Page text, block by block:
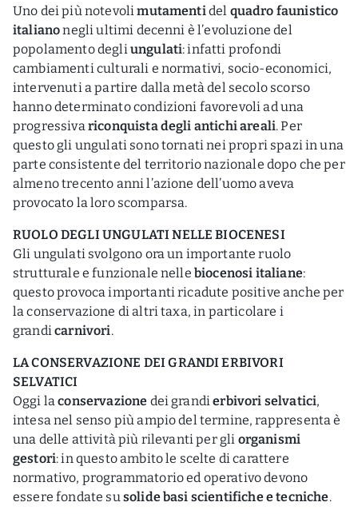
Uno dei più notevolimutamentidel quadro faunistico
italianonegli ultimi decenni è l’evoluzione del
popolamento degliungulati: infatti profondi
cambiamenti culturali e normativi, socio-economici,
intervenuti a partire dalla metà del secolo scorso
hanno determinato condizioni favorevoli ad una
progressivariconquista degli antichi areali. Per
questo gli ungulati sono tornati nei propri spazi in una
parte consistente del territorio nazionale dopo che per
almeno trecento anni l’azione dell’uomo aveva
provocato la loro scomparsa.
RUOLO DEGLI UNGULATI NELLE BIOCENESI
Gli ungulati svolgono ora un importante ruolo
strutturale e funzionale nelle biocenosi italiane:
questo provoca importanti ricadute positive anche per
la conservazione di altri taxa, in particolare i
grandicarnivori.
LA CONSERVAZIONE DEI GRANDI ERBIVORI
SELVATICI
Oggi laconservazione dei grandierbivori selvatici,
intesa nel senso più ampio del termine, rappresenta è
una delle attività più rilevanti per gli organismi
gestori: in questo ambito le scelte di carattere
normativo, programmatorio ed operativo devono
essere fondate susolide basi scientifiche e tecniche.